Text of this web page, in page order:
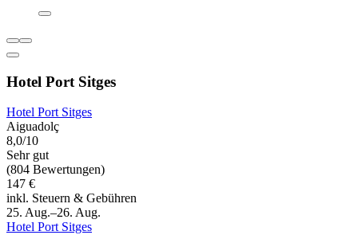
Hotel Port Sitges
Hotel Port Sitges
Aiguadolç
8,0/10
Sehr gut
(804 Bewertungen)
147 €
inkl. Steuern & Gebühren
25. Aug.–26. Aug.
Hotel Port Sitges